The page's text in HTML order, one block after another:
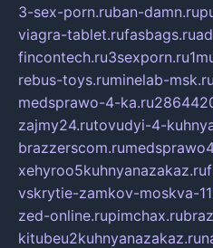
3-sex-porn.ruban-damn.ru
viagra-tablet.rufasbags.ru
fincontech.ru3sexporn.ru
rebus-toys.ruminelab-msk.ru
medsprawo-4-ka.ru
zajmy24.rutovudyi-4-
brazzerscom.ru
xehyroo5kuhnyanazakaz.ru
vskrytie-zamkov-moskva-
zed-online.rupimchax.ru
kitubeu2kuhnyanazakaz.ru